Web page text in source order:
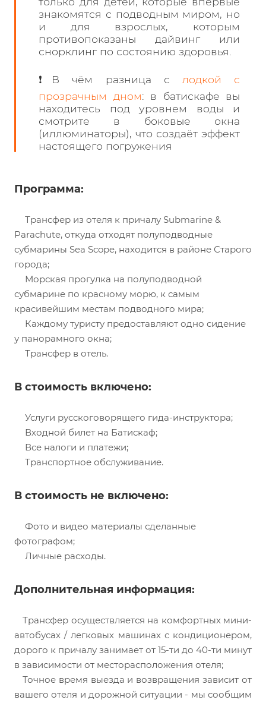
знакомятся с подводным миром, но
и для взрослых, которым
противопоказаны дайвинг или
снорклинг по состоянию здоровья.
❗В чём разница с лодкой с
прозрачным дном: в батискафе вы
находитесь под уровнем воды и
смотрите в боковые окна
(иллюминаторы), что создаёт эффект
настоящего погружения
Программа:
Трансфер из отеля к причалу Submarine &
Parachute, откуда отходят полуподводные
субмарины Sea Scope, находится в районе Старого
города;
Морская прогулка на полуподводной
субмарине по красному морю, к самым
красивейшим местам подводного мира;
Каждому туристу предоставляют одно сидение
у панорамного окна;
Трансфер в отель.
В стоимость включено:
Услуги русскоговорящего гида-инструктора;
Входной билет на Батискаф;
Все налоги и платежи;
Транспортное обслуживание.
В стоимость не включено:
Фото и видео материалы сделанные
фотографом;
Личные расходы.
Дополнительная информация:
Трансфер осуществляется на комфортных мини-
автобусах / легковых машинах с кондиционером,
дорого к причалу занимает от 15-ти до 40-ти минут
в зависимости от месторасположения отеля;
Точное время выезда и возвращения зависит от
вашего отеля и дорожной ситуации - мы сообщим